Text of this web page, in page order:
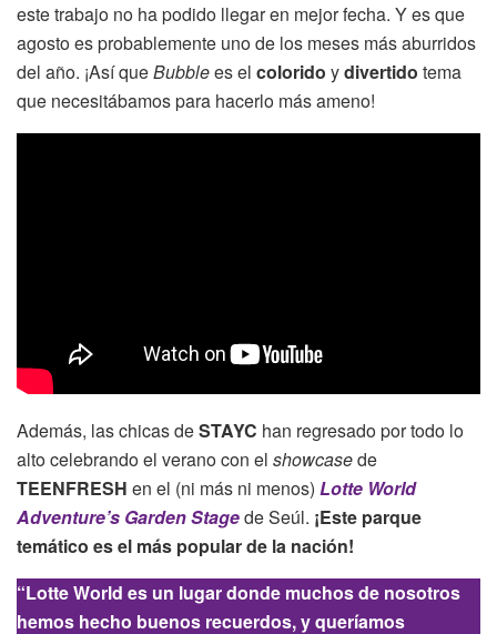
este trabajo no ha podido llegar en mejor fecha. Y es que
agosto es probablemente uno de los meses más aburridos
del año. ¡Así queBubblees el colorido ydivertido tema
que necesitábamos para hacerlo más ameno!
Además, las chicas deSTAYC han regresado por todo lo
alto celebrando el verano con el showcasede
TEENFRESH en el (ni más ni menos) Lotte World
Adventure’s Garden Stagede Seúl. ¡Este parque
temático es el más popular de la nación!
“Lotte World es un lugar donde muchos de nosotros
hemos hecho buenos recuerdos, y queríamos